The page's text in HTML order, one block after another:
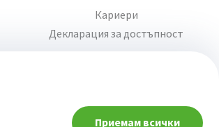
Приемам всички
Кариери
Декларация за достъпност
При въпроси -